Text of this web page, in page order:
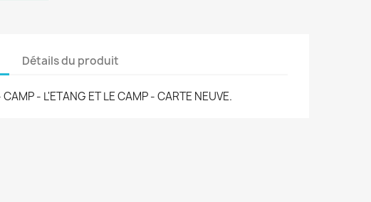
Détails du produit
- L'ETANG ET LE CAMP - CARTE NEUVE.